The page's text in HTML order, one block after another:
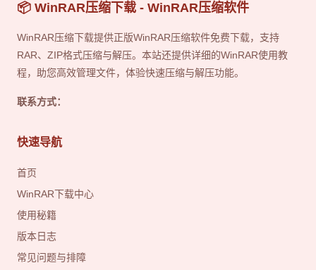
📦 WinRAR压缩下载 - WinRAR压缩软件
WinRAR压缩下载提供正版WinRAR压缩软件免费下载，支持
RAR、ZIP格式压缩与解压。本站还提供详细的WinRAR使用教
程，助您高效管理文件，体验快速压缩与解压功能。
联系方式：
快速导航
首页
WinRAR下载中心
使用秘籍
版本日志
常见问题与排障